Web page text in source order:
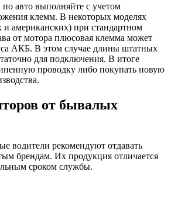
авто выполняйте с учетом
клемм. В некоторых моделях
и американских) при стандартном
от мотора плюсовая клемма может
АКБ. В этом случае длины штатных
для подключения. В итоге
проводку либо покупать новую
от бывалых
водители рекомендуют отдавать
брендам. Их продукция отличается
сроком службы.